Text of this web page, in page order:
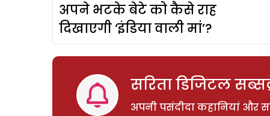
अपने भटके बेटे को कैसे राह
दिखाएगी ‘इंडिया वाली मां’?
सरिता डिजिटल
अपनी पसंदीदा कहानियां और